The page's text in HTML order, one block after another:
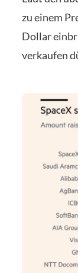
zu einem
Dollar
verkaufen